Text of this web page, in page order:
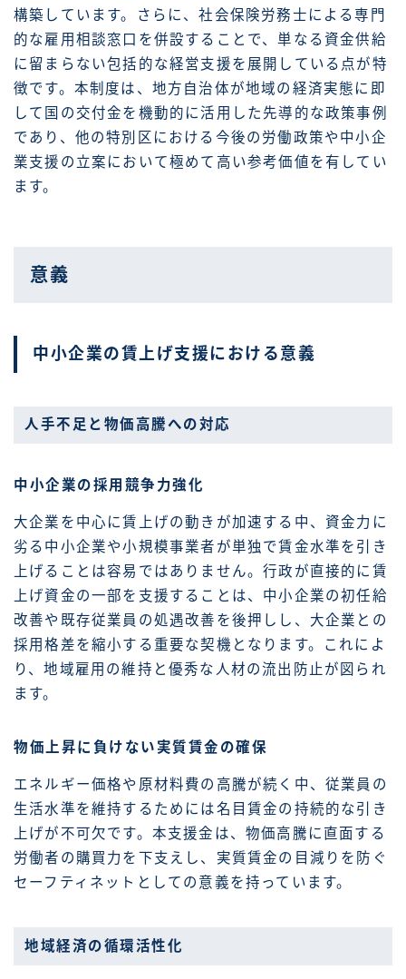
構築しています。さらに、社会保険労務士による専門
的な雇用相談窓口を併設することで、単なる資金供給
に留まらない包括的な経営支援を展開している点が特
徴です。本制度は、地方自治体が地域の経済実態に即
して国の交付金を機動的に活用した先導的な政策事例
であり、他の特別区における今後の労働政策や中小企
業支援の立案において極めて高い参考価値を有してい
ます。
意義
中小企業の賃上げ支援における意義
人手不足と物価高騰への対応
中小企業の採用競争力強化
大企業を中心に賃上げの動きが加速する中、資金力に
劣る中小企業や小規模事業者が単独で賃金水準を引き
上げることは容易ではありません。行政が直接的に賃
上げ資金の一部を支援することは、中小企業の初任給
改善や既存従業員の処遇改善を後押しし、大企業との
採用格差を縮小する重要な契機となります。これによ
り、地域雇用の維持と優秀な人材の流出防止が図られ
ます。
物価上昇に負けない実質賃金の確保
エネルギー価格や原材料費の高騰が続く中、従業員の
生活水準を維持するためには名目賃金の持続的な引き
上げが不可欠です。本支援金は、物価高騰に直面する
労働者の購買力を下支えし、実質賃金の目減りを防ぐ
セーフティネットとしての意義を持っています。
地域経済の循環活性化